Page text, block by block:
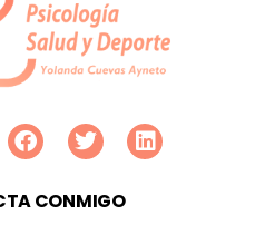
CONMIGO